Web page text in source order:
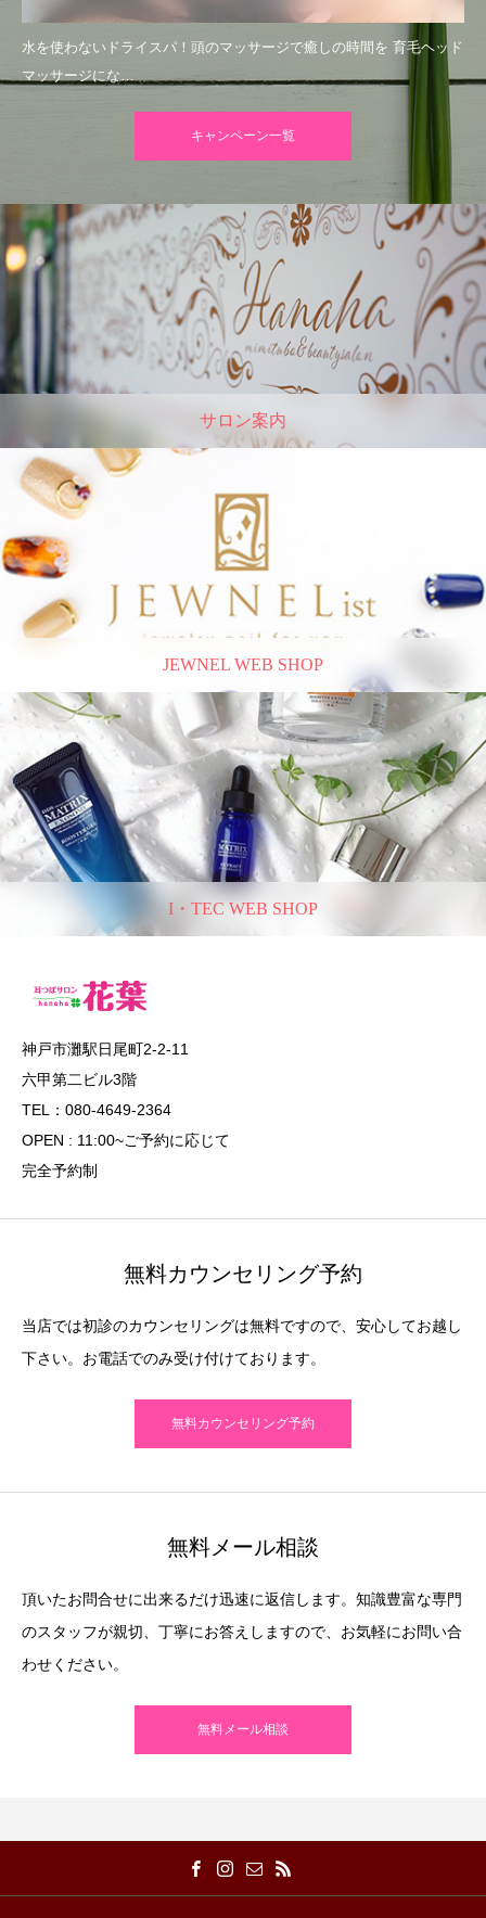
水を使わないドライスパ！頭のマッサージで癒しの時間を 育毛ヘッド
マッサージにな…
キャンペーン一覧
サロン案内
JEWNEL WEB SHOP
I・TEC WEB SHOP
神戸市灘駅日尾町2-2-11
六甲第二ビル3階
TEL：080-4649-2364
OPEN : 11:00~ご予約に応じて
完全予約制
無料カウンセリング予約
当店では初診のカウンセリングは無料ですので、安心してお越し
下さい。お電話でのみ受け付けております。
無料カウンセリング予約
無料メール相談
頂いたお問合せに出来るだけ迅速に返信します。知識豊富な専門
のスタッフが親切、丁寧にお答えしますので、お気軽にお問い合
わせください。
無料メール相談